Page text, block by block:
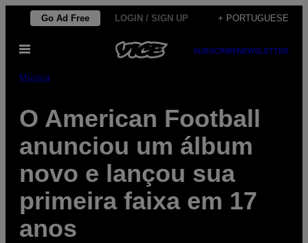
Skip
content
Go Ad Free LOGIN / SIGN UP + PORTUGUESE
Open
SUBSCRIBENEWSLETTER
Música
O American Football
anunciou um álbum
novo e lançou sua
primeira faixa em 17
anos